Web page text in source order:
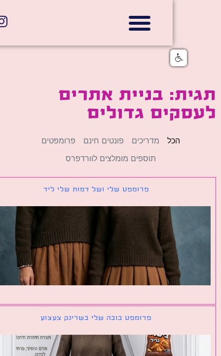
בניית אתרים
גדולים
מדריכים פונטים חינם
פרומפטים
תוספים מומלצים לוורדפרס
פרומפט שלי ושל דמות שלי ליד
פרומפט בובה שלי בשרינק צעצוע